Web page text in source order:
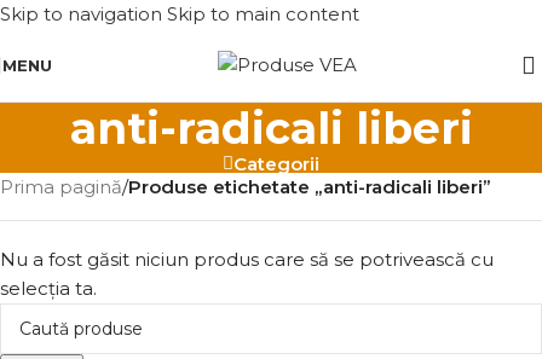
Skip to navigation Skip to main content
MENU
anti-radicali liberi
Categorii
Prima pagină/Produse etichetate „anti-radicali liberi”
Nu a fost găsit niciun produs care să se potrivească cu
selecția ta.